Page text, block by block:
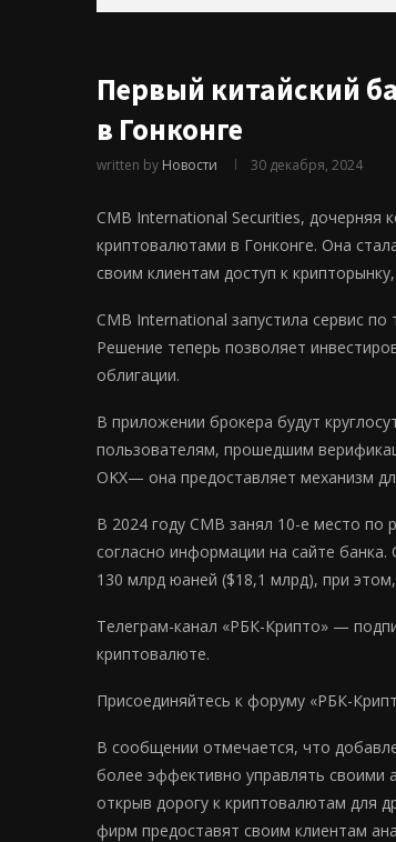
Первый китайский
в Гонконге
written by Новости 30 декабря, 2024
CMB International Securities, дочерняя
криптовалютами в Гонконге. Она
своим клиентам доступ к
CMB International запустила сервис
Решение теперь позволяет
облигации.
В приложении брокера будут
пользователям, прошедшим
OKX— она предоставляет механизм
В 2024 году CMB занял 10-е место по
согласно информации на сайте
130 млрд юаней ($18,1 млрд), при
Телеграм-канал «РБК-Крипто» —
криптовалюте.
Присоединяйтесь к форуму «РБК-
В сообщении отмечается, что
более эффективно управлять своими
открыв дорогу к криптовалютам для
фирм предоставят своим клиентам